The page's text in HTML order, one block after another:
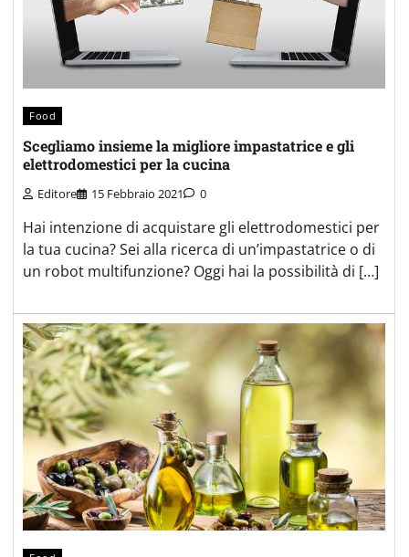
Food
Scegliamo insieme la migliore impastatrice e gli
elettrodomestici per la cucina
Editore 15 Febbraio 2021 0
Hai intenzione di acquistare gli elettrodomestici per
la tua cucina? Sei alla ricerca di un’impastatrice o di
un robot multifunzione? Oggi hai la possibilità di […]